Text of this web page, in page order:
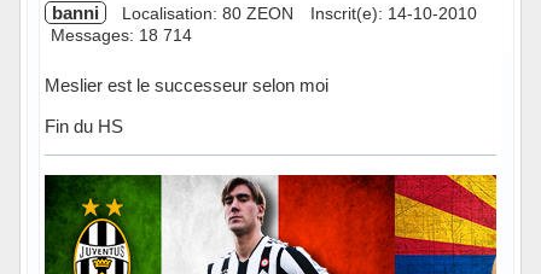
banni Localisation: 80 ZEON
Inscrit(e): 14-10-2010
Messages: 18 714
Meslier est le successeur selon moi
Fin du HS